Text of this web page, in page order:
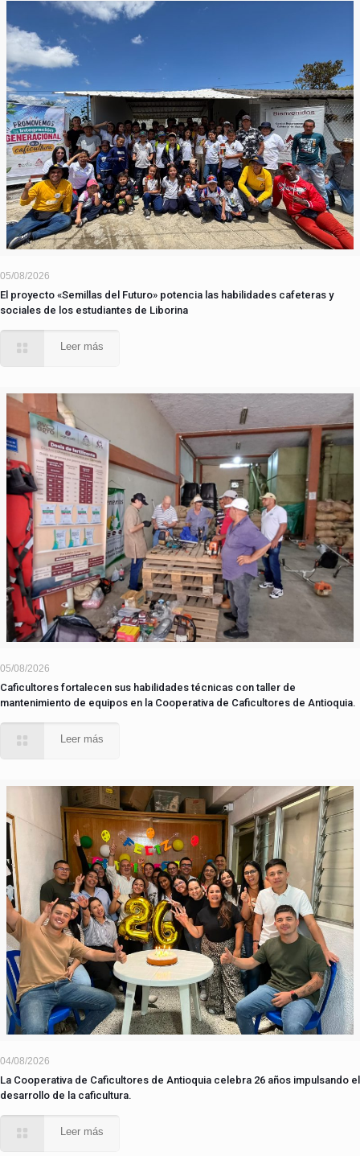
05/08/2026
El proyecto «Semillas del Futuro» potencia las habilidades cafeteras y
sociales de los estudiantes de Liborina
Leer más
05/08/2026
Caficultores fortalecen sus habilidades técnicas con taller de
mantenimiento de equipos en la Cooperativa de Caficultores de Antioquia.
Leer más
04/08/2026
La Cooperativa de Caficultores de Antioquia celebra 26 años impulsando el
desarrollo de la caficultura.
Leer más